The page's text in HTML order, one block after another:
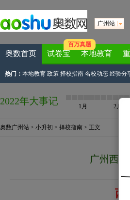
广州站
奥数首页 试卷宝
百万真题
本地教育
热门： 本地教育 政策 择校指南 名校动态 经验分
2022年大事记 1月 2月
奥数广州站 > 小升初 > 择校指南 > 正文
广州西
西关